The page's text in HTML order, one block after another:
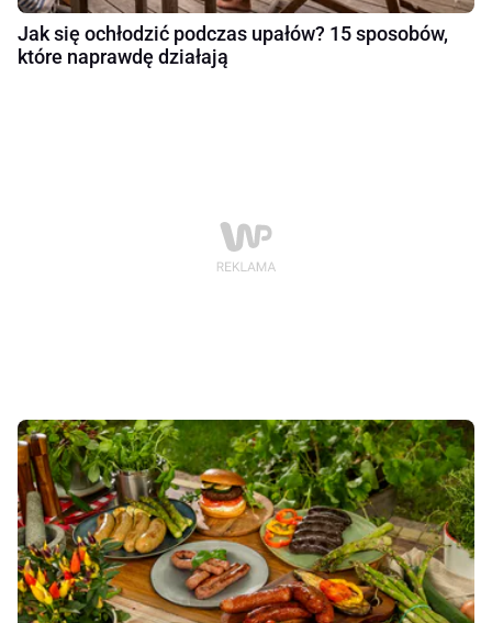
Jak się ochłodzić podczas upałów? 15 sposobów,
które naprawdę działają